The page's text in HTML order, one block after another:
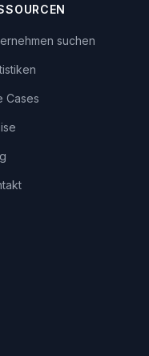
suchen
Cases